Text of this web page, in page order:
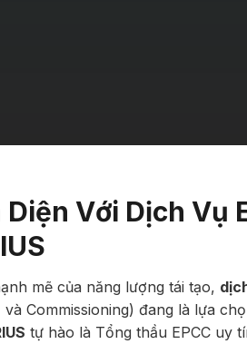
Diện Với Dịch Vụ
mẽ của năng lượng tái tạo,
Commissioning) đang là lựa
tự hào là Tổng thầu EPCC uy